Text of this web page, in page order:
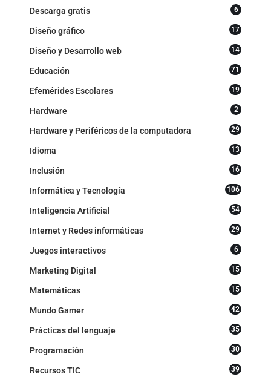
Descarga gratis 6
Diseño gráfico 17
Diseño y Desarrollo web 14
Educación 71
Efemérides Escolares 19
Hardware 2
Hardware y Periféricos de la computadora 29
Idioma 13
Inclusión 16
Informática y Tecnología 106
Inteligencia Artificial 54
Internet y Redes informáticas 29
Juegos interactivos 6
Marketing Digital 15
Matemáticas 15
Mundo Gamer 42
Prácticas del lenguaje 35
Programación 30
Recursos TIC 39